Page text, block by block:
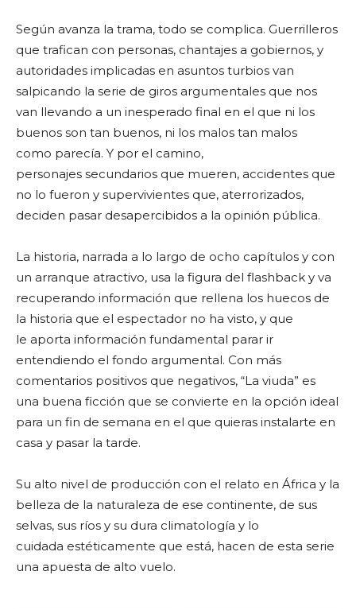
Según avanza la trama, todo se complica. Guerrilleros
que trafican con personas, chantajes a gobiernos, y
autoridades implicadas en asuntos turbios van
salpicando la serie de giros argumentales que nos
van llevando a un inesperado final en el que ni los
buenos son tan buenos, ni los malos tan malos
como parecía. Y por el camino,
personajes secundarios que mueren, accidentes que
no lo fueron y supervivientes que, aterrorizados,
deciden pasar desapercibidos a la opinión pública.
La historia, narrada a lo largo de ocho capítulos y con
un arranque atractivo, usa la figura del flashback y va
recuperando información que rellena los huecos de
la historia que el espectador no ha visto, y que
le aporta información fundamental parar ir
entendiendo el fondo argumental. Con más
comentarios positivos que negativos, “La viuda” es
una buena ficción que se convierte en la opción ideal
para un fin de semana en el que quieras instalarte en
casa y pasar la tarde.
Su alto nivel de producción con el relato en África y la
belleza de la naturaleza de ese continente, de sus
selvas, sus ríos y su dura climatología y lo
cuidada estéticamente que está, hacen de esta serie
una apuesta de alto vuelo.